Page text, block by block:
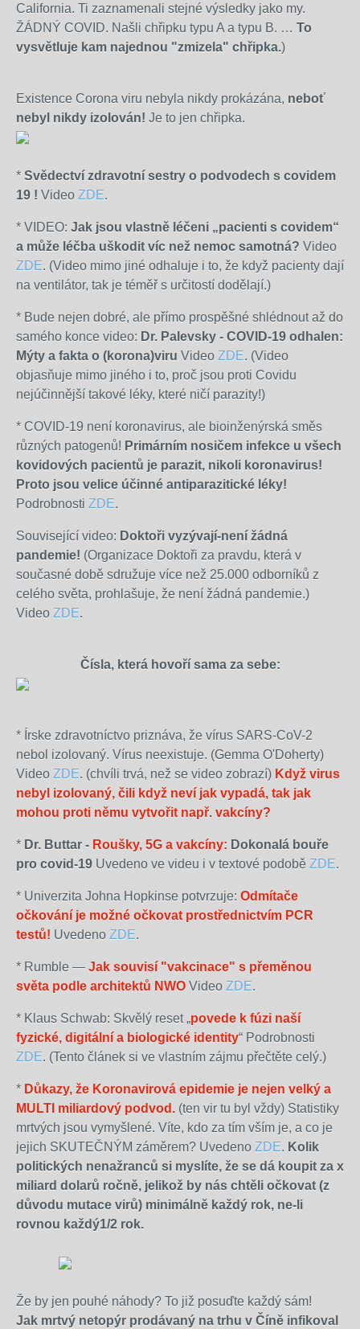
California. Ti zaznamenali stejné výsledky jako my.
ŽÁDNÝ COVID. Našli chřipku typu A a typu B. … To
vysvětluje kam najednou "zmizela" chřipka.)
Existence Corona viru nebyla nikdy prokázána, neboť
nebyl nikdy izolován! Je to jen chřipka.
* Svědectví zdravotní sestry o podvodech s covidem
19 ! Video ZDE.
* VIDEO: Jak jsou vlastně léčeni „pacienti s covidem“
a může léčba uškodit víc než nemoc samotná? Video
ZDE. (Video mimo jiné odhaluje i to, že když pacienty dají
na ventilátor, tak je téměř s určitostí dodělají.)
* Bude nejen dobré, ale přímo prospěšné shlédnout až do
samého konce video: Dr. Palevsky - COVID-19 odhalen:
Mýty a fakta o (korona)viru Video ZDE. (Video
objasňuje mimo jiného i to, proč jsou proti Covidu
nejúčinnější takové léky, které ničí parazity!)
* COVID-19 není koronavirus, ale bioinženýrská směs
různých patogenů! Primárním nosičem infekce u všech
kovidových pacientů je parazit, nikoli koronavirus!
Proto jsou velice účinné antiparazitické léky!
Podrobnosti ZDE.
Související video: Doktoři vyzývají-není žádná
pandemie! (Organizace Doktoři za pravdu, která v
současné době sdružuje více než 25.000 odborníků z
celého světa, prohlašuje, že není žádná pandemie.)
Video ZDE.
Čísla, která hovoří sama za sebe:
* Írske zdravotníctvo priznáva, že vírus SARS-CoV-2
nebol izolovaný. Vírus neexistuje. (Gemma O'Doherty)
Video ZDE. (chvíli trvá, než se video zobrazí) Když virus
nebyl izolovaný, čili když neví jak vypadá, tak jak
mohou proti němu vytvořit např. vakcíny?
* Dr. Buttar - Roušky, 5G a vakcíny: Dokonalá bouře
pro covid-19 Uvedeno ve videu i v textové podobě ZDE.
* Univerzita Johna Hopkinse potvrzuje: Odmítače
očkování je možné očkovat prostřednictvím PCR
testů! Uvedeno ZDE.
* Rumble — Jak souvisí "vakcinace" s přeměnou
světa podle architektů NWO Video ZDE.
* Klaus Schwab: Skvělý reset „povede k fúzi naší
fyzické, digitální a biologické identity“ Podrobnosti
ZDE. (Tento článek si ve vlastním zájmu přečtěte celý.)
* Důkazy, že Koronavirová epidemie je nejen velký a
MULTI miliardový podvod. (ten vir tu byl vždy) Statistiky
mrtvých jsou vymyšlené. Víte, kdo za tím vším je, a co je
jejich SKUTEČNÝM záměrem? Uvedeno ZDE. Kolik
politických nenažranců si myslíte, že se dá koupit za x
miliard dolarů ročně, jelikož by nás chtěli očkovat (z
důvodu mutace virů) minimálně každý rok, ne-li
rovnou každý1/2 rok.
Že by jen pouhé náhody? To již posuďte každý sám!
Jak mrtvý netopýr prodávaný na trhu v Číně infikoval